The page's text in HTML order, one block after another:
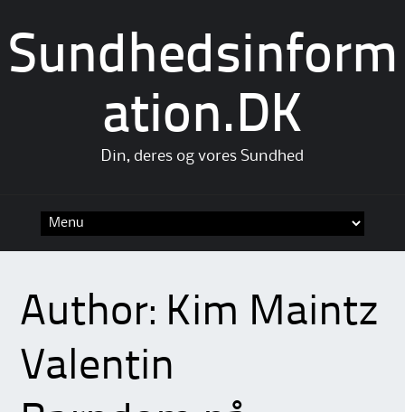
Sundhedsinform
ation.DK
Din, deres og vores Sundhed
Author: Kim Maintz
Valentin